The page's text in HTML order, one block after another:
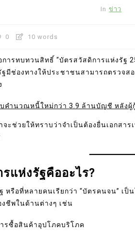
In ข่าว
0 10 words
ารทบทวนสิทธิ์ “บัตรสวัสดิการแห่งรัฐ
มีช่องทางให้ประชาชนสามารถตรวจส
คำนวณหนี้ใหม่กว่า 3.9 ล้านบัญชี หลังผู้
จะช่วยให้ทราบว่าจำเป็นต้องยื่นเอกสา
แห่งรัฐคืออะไร?
หรือที่หลายคนเรียกว่า “บัตรคนจน” เ
งชีพในด้านต่างๆ เช่น
รซื้อสินค้าอุปโภคบริโภค